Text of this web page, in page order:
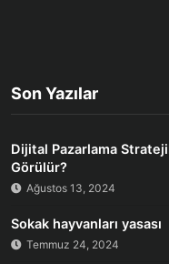
Son Yazılar
Dijital Pazarlama
Görülür?
Ağustos 13, 2024
Sokak hayvanları yasası
Temmuz 24, 2024